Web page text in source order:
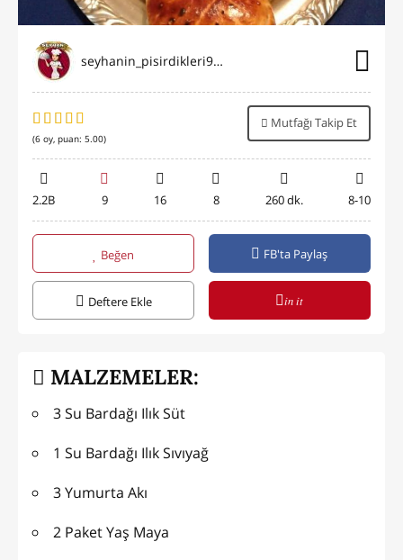
seyhanin_pisirdikleri9696
(6 oy, puan: 5.00)
Mutfağı Takip Et
2.2B 9 16 8 260 dk. 8-10
Beğen FB'ta Paylaş
Deftere Ekle in it
MALZEMELER:
3 Su Bardağı Ilık Süt
1 Su Bardağı Ilık Sıvıyağ
3 Yumurta Akı
2 Paket Yaş Maya